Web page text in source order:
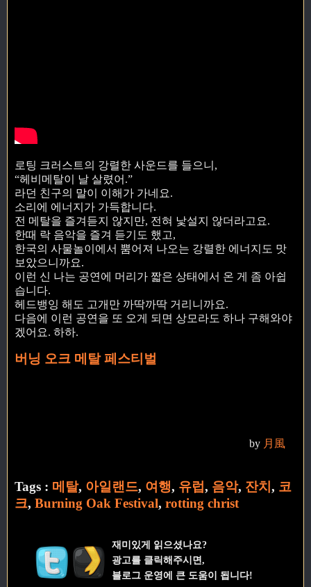
로팅 크러스트의 강렬한 사운드를 들으니,
“헤비메탈이 날 살렸어.”
라던 친구의 말이 이해가 가네요.
소리에 에너지가 가득합니다.
전 메탈을 즐겨듣지 않지만, 전혀 낯설지 않더라고요.
한때 락 음악을 즐겨 듣기도 했고,
한국의 사물놀이에서 뿜어져 나오는 강렬한 에너지도 맛
보았으니까요.
이런 신 나는 공연에 머리가 짧은 상태에서 온 게 좀 아쉽
습니다.
헤드뱅잉 해도 고개만 까딱까딱 거리니까요.
다음에 이런 공연을 또 오게 되면 상모라도 하나 구해와야
겠어요. 하하.
버닝 오크 메탈 페스티벌
by 月風
Tags : 메탈, 아일랜드, 여행, 유럽, 음악, 잔치 , 코
크, Burning Oak Festival, rotting christ
재미있게 읽으셨나요?
광고를 클릭해주시면,
블로그 운영에 큰 도움이 됩니다!